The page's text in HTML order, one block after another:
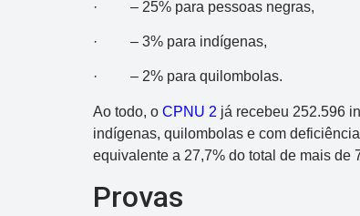
· – 25% para pessoas negras,
· – 3% para indígenas,
· – 2% para quilombolas.
Ao todo, o CPNU 2 já recebeu 252.596
indígenas, quilombolas e com
equivalente a 27,7% do total de mais de
Provas